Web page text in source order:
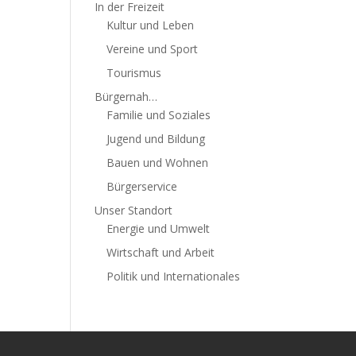
In der Freizeit
Kultur und Leben
Vereine und Sport
Tourismus
Bürgernah…
Familie und Soziales
Jugend und Bildung
Bauen und Wohnen
Bürgerservice
Unser Standort
Energie und Umwelt
Wirtschaft und Arbeit
Politik und Internationales